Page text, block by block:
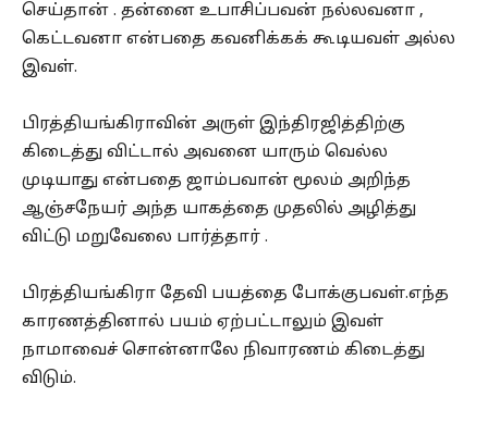
செய்தான் . தன்னை உபாசிப்பவன் நல்லவனா ,
கெட்டவனா என்பதை கவனிக்கக் கூடியவள் அல்ல
இவள்.
பிரத்தியங்கிராவின் அருள் இந்திரஜித்திற்கு
கிடைத்து விட்டால் அவனை யாரும் வெல்ல
முடியாது என்பதை ஜாம்பவான் மூலம் அறிந்த
ஆஞ்சநேயர் அந்த யாகத்தை முதலில் அழித்து
விட்டு மறுவேலை பார்த்தார் .
பிரத்தியங்கிரா தேவி பயத்தை போக்குபவள்.எந்த
காரணத்தினால் பயம் ஏற்பட்டாலும் இவள்
நாமாவைச் சொன்னாலே நிவாரணம் கிடைத்து
விடும்.